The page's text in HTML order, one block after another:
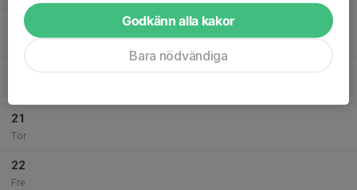
19
21
Tor
22
Fre
Godkänn alla kakor
Bara nödvändiga